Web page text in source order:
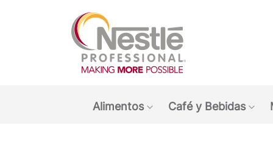
Alimentos
Show submenu:
Café y Bebidas